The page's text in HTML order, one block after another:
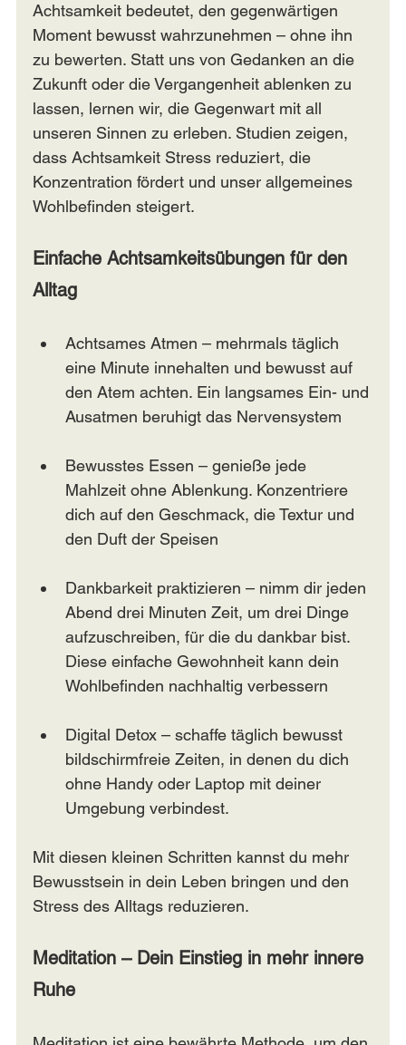
Achtsamkeit bedeutet, den gegenwärtigen
Moment bewusst wahrzunehmen – ohne ihn
zu bewerten. Statt uns von Gedanken an die
Zukunft oder die Vergangenheit ablenken zu
lassen, lernen wir, die Gegenwart mit all
unseren Sinnen zu erleben. Studien zeigen,
dass Achtsamkeit Stress reduziert, die
Konzentration fördert und unser allgemeines
Wohlbefinden steigert.
Einfache Achtsamkeitsübungen für den
Alltag
Achtsames Atmen – mehrmals täglich
eine Minute innehalten und bewusst auf
den Atem achten. Ein langsames Ein- und
Ausatmen beruhigt das Nervensystem
Bewusstes Essen – genieße jede
Mahlzeit ohne Ablenkung. Konzentriere
dich auf den Geschmack, die Textur und
den Duft der Speisen
Dankbarkeit praktizieren – nimm dir jeden
Abend drei Minuten Zeit, um drei Dinge
aufzuschreiben, für die du dankbar bist.
Diese einfache Gewohnheit kann dein
Wohlbefinden nachhaltig verbessern
Digital Detox – schaffe täglich bewusst
bildschirmfreie Zeiten, in denen du dich
ohne Handy oder Laptop mit deiner
Umgebung verbindest.
Mit diesen kleinen Schritten kannst du mehr
Bewusstsein in dein Leben bringen und den
Stress des Alltags reduzieren.
Meditation – Dein Einstieg in mehr innere
Ruhe